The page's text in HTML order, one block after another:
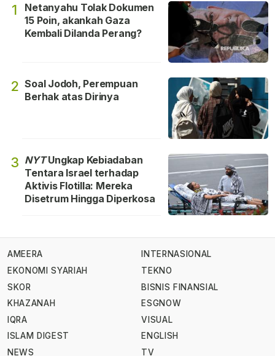
1
Netanyahu Tolak Dokumen
15 Poin, akankah Gaza
Kembali Dilanda Perang?
2 Soal Jodoh, Perempuan
Berhak atas Dirinya
3 NYTUngkap Kebiadaban
Tentara Israel terhadap
Aktivis Flotilla: Mereka
Disetrum Hingga Diperkosa
AMEERA
EKONOMI SYARIAH
SKOR
KHAZANAH
IQRA
ISLAM DIGEST
NEWS
INTERNASIONAL
TEKNO
BISNIS FINANSIAL
ESGNOW
VISUAL
ENGLISH
TV